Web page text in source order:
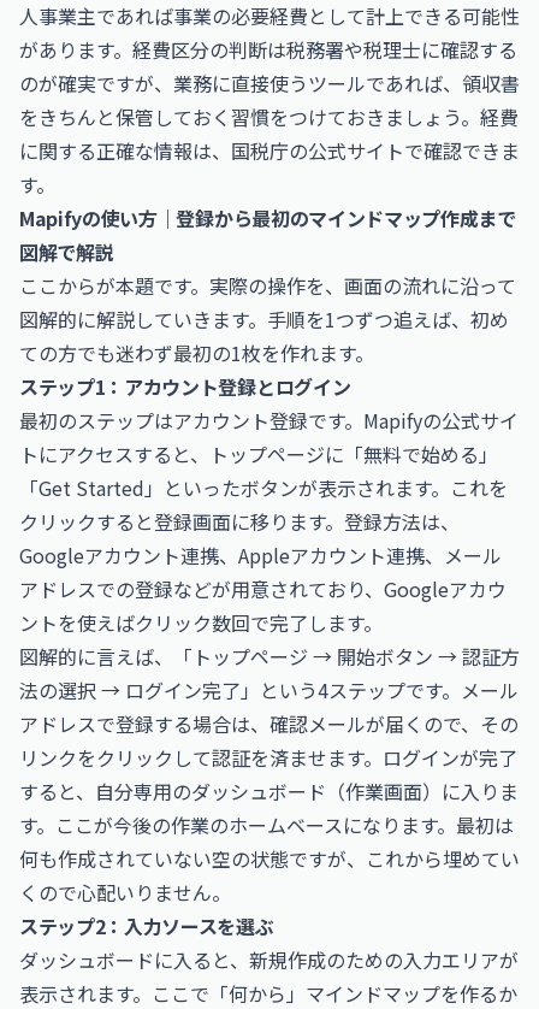
人事業主であれば事業の必要経費として計上できる可能性
があります。経費区分の判断は税務署や税理士に確認する
のが確実ですが、業務に直接使うツールであれば、領収書
をきちんと保管しておく習慣をつけておきましょう。経費
に関する正確な情報は、 国税庁の公式サイトで確認できま
す。
Mapifyの使い方｜登録から最初のマインドマップ作成まで
図解で解説
ここからが本題です。実際の操作を、画面の流れに沿って
図解的に解説していきます。手順を1つずつ追えば、初め
ての方でも迷わず最初の1枚を作れます。
ステップ1：アカウント登録とログイン
最初のステップはアカウント登録です。Mapifyの公式サイ
トにアクセスすると、トップページに「無料で始める」
「Get Started」といったボタンが表示されます。これを
クリックすると登録画面に移ります。登録方法は、
Googleアカウント連携、Appleアカウント連携、メール
アドレスでの登録などが用意されており、Googleアカウ
ントを使えばクリック数回で完了します。
図解的に言えば、「トップページ → 開始ボタン → 認証方
法の選択 → ログイン完了」という4ステップです。メール
アドレスで登録する場合は、確認メールが届くので、その
リンクをクリックして認証を済ませます。ログインが完了
すると、自分専用のダッシュボード（作業画面）に入りま
す。ここが今後の作業のホームベースになります。最初は
何も作成されていない空の状態ですが、これから埋めてい
くので心配いりません。
ステップ2：入力ソースを選ぶ
ダッシュボードに入ると、新規作成のための入力エリアが
表示されます。ここで「何から」マインドマップを作るか